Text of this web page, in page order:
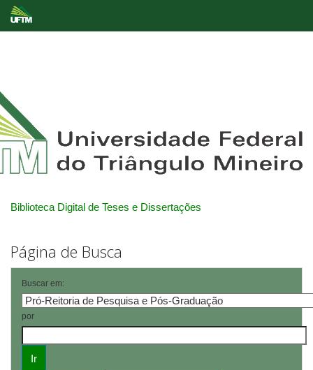
Biblioteca Digital de Teses e Dissertações
Página de Busca
Buscar em:
por